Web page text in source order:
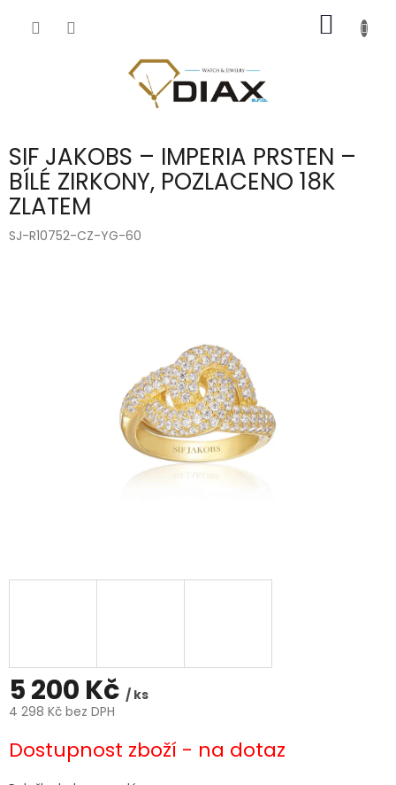
KOŠÍK
SIF JAKOBS – IMPERIA PRSTEN –
BÍLÉ ZIRKONY, POZLACENO 18K
ZLATEM
SJ-R10752-CZ-YG-60
5 200 Kč / ks
4 298 Kč bez DPH
cena:
Dostupnost zboží - na dotaz